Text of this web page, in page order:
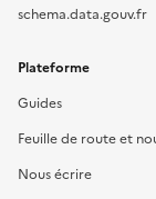
schema.data.gouv.fr
Plateforme
Guides
Feuille de route et
Nous écrire